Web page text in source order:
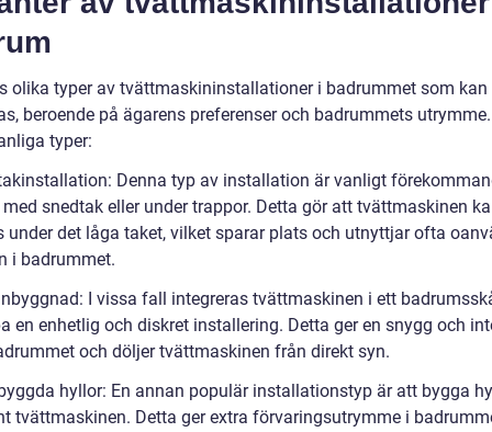
olika typer av tvättmaskininstallationer i badrummet som kan
beroende på ägarens preferenser och badrummets
typer:
Denna typ av installation är vanligt
snedtak eller under trappor. Detta gör att tvättmaskinen
under det låga taket, vilket sparar plats och utnyttjar ofta
i badrummet.
I vissa fall integreras tvättmaskinen i ett
en enhetlig och diskret installering. Detta ger en snygg och
och döljer tvättmaskinen från direkt syn.
hyllor: En annan populär installationstyp är att bygga
tvättmaskinen. Detta ger extra förvaringsutrymme i